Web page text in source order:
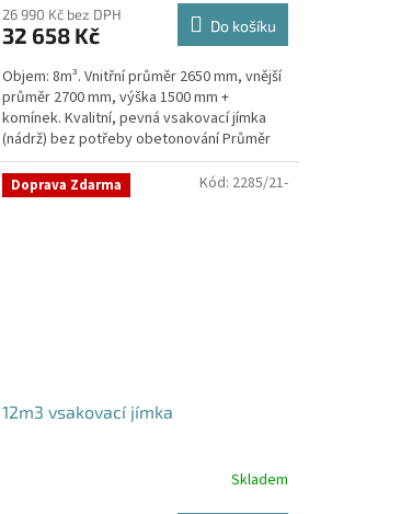
26 990 Kč bez DPH
32 658 Kč Do košíku
Objem: 8m³. Vnitřní průměr 2650 mm, vnější
průměr 2700 mm, výška 1500 mm +
komínek. Kvalitní, pevná vsakovací jímka
(nádrž) bez potřeby obetonování Průměr
přítoku a odtoku +...
Doprava Zdarma
12m3 vsakovací jímka
Skladem
Kód: 2285/21-